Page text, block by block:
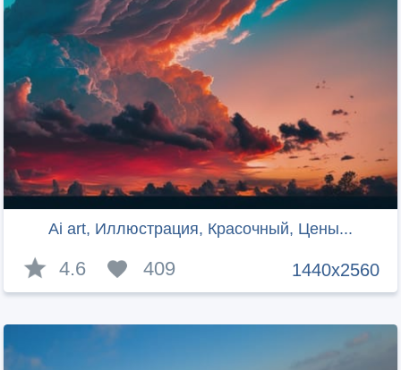
Ai art, Иллюстрация, Красочный, Цены...
1440x2560
4.6 409